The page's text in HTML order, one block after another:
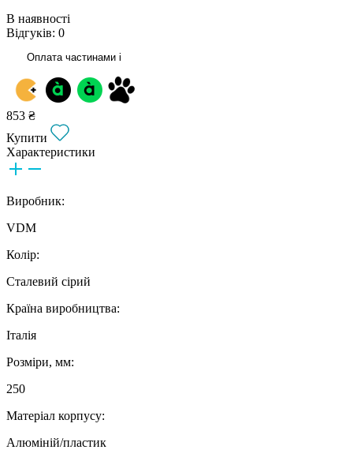
В наявності
Відгуків: 0
Оплата частинами i
853 ₴
Купити
Характеристики
Виробник:
VDM
Колір:
Сталевий сірий
Країна виробництва:
Італія
Розміри, мм:
250
Матеріал корпусу:
Алюміній/пластик